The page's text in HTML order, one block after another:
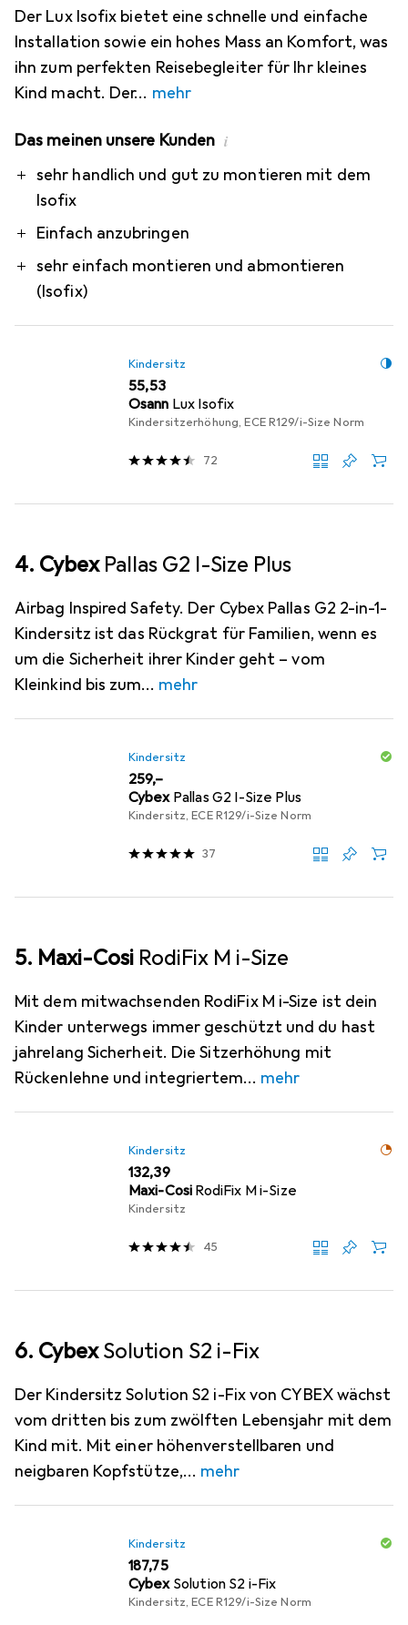
Der Lux Isofix bietet eine schnelle und einfache
Installation sowie ein hohes Mass an Komfort, was
ihn zum perfekten Reisebegleiter für Ihr kleines
Kind macht. Der
mehr
Das meinen unsere Kunden i
Prosehr handlich und gut zu montieren mit dem
Isofix
Einfach anzubringen
sehr einfach montieren und abmontieren
(Isofix)
Kindersitz
EUR
55,53
Osann Lux Isofix
Kindersitzerhöhung, ECE R129/i-Size Norm
72
4. CybexPallas G2 I-Size Plus
Airbag Inspired Safety. Der Cybex Pallas G2 2-in-1-
Kindersitz ist das Rückgrat für Familien, wenn es
um die Sicherheit ihrer Kinder geht – vom
Kleinkind bis zum
mehr
Kindersitz
EUR
259,–
Cybex Pallas G2 I-Size Plus
Kindersitz, ECE R129/i-Size Norm
37
5. Maxi-Cosi RodiFix M i-Size
Mit dem mitwachsenden RodiFix M i-Size ist dein
Kinder unterwegs immer geschützt und du hast
jahrelang Sicherheit. Die Sitzerhöhung mit
Rückenlehne und integriertem
mehr
Kindersitz
EUR
132,39
Maxi-Cosi RodiFix M i-Size
Kindersitz
45
6. CybexSolution S2 i-Fix
Der Kindersitz Solution S2 i-Fix von CYBEX wächst
vom dritten bis zum zwölften Lebensjahr mit dem
Kind mit. Mit einer höhenverstellbaren und
neigbaren Kopfstütze,
mehr
Kindersitz
EUR
187,75
Cybex Solution S2 i-Fix
Kindersitz, ECE R129/i-Size Norm